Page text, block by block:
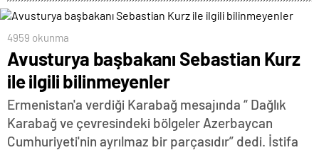
4959 okunma
Avusturya başbakanı Sebastian Kurz
ile ilgili bilinmeyenler
Ermenistan'a verdiği Karabağ mesajında “ Dağlık
Karabağ ve çevresindeki bölgeler Azerbaycan
Cumhuriyeti'nin ayrılmaz bir parçasıdır” dedi. İstifa